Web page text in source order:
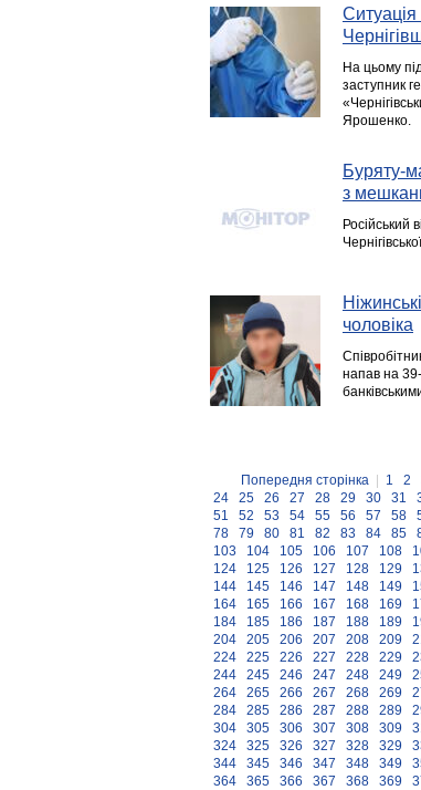
Ситуація
На цьому
заступник
Ярошенко.
Буряту-
з
Російський
чоловіка
напав на
Попередня сторінка 1 2
24
25 26 27 28 29 30 31
51
52 53 54 55 56 57 58
78
79 80 81 82 83 84 85
103
104 105 106 107 108
124
125 126 127 128 129
144
145 146 147 148 149
164
165 166 167 168 169
184
185 186 187 188 189
204
205 206 207 208 209
224
225 226 227 228 229
244
245 246 247 248 249
264
265 266 267 268 269
284
285 286 287 288 289
304
305 306 307 308 309
324
325 326 327 328 329
344
345 346 347 348 349
364
365 366 367 368 369